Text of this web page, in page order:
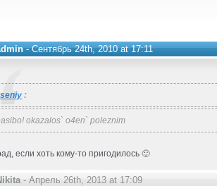
- Сентябрь 24th, 2010 at 17:11
:
okazalos` o4en` poleznim
если хоть кому-то пригодилось 🙂
- Апрель 26th, 2013 at 17:09